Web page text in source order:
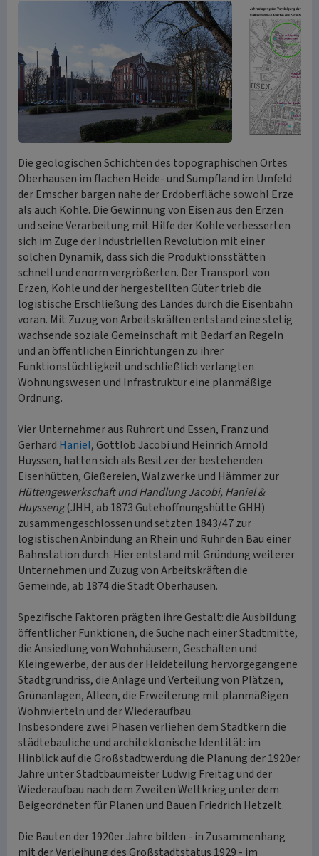
Die geologischen Schichten des topographischen Ortes
Oberhausen im flachen Heide- und Sumpfland im Umfeld
der Emscher bargen nahe der Erdoberfläche sowohl Erze
als auch Kohle. Die Gewinnung von Eisen aus den Erzen
und seine Verarbeitung mit Hilfe der Kohle verbesserten
sich im Zuge der Industriellen Revolution mit einer
solchen Dynamik, dass sich die Produktionsstätten
schnell und enorm vergrößerten. Der Transport von
Erzen, Kohle und der hergestellten Güter trieb die
logistische Erschließung des Landes durch die Eisenbahn
voran. Mit Zuzug von Arbeitskräften entstand eine stetig
wachsende soziale Gemeinschaft mit Bedarf an Regeln
und an öffentlichen Einrichtungen zu ihrer
Funktionstüchtigkeit und schließlich verlangten
Wohnungswesen und Infrastruktur eine planmäßige
Ordnung.
Vier Unternehmer aus Ruhrort und Essen, Franz und
Gerhard Haniel, Gottlob Jacobi und Heinrich Arnold
Huyssen, hatten sich als Besitzer der bestehenden
Eisenhütten, Gießereien, Walzwerke und Hämmer zur
Hüttengewerkschaft und Handlung Jacobi, Haniel &
Huysseng(JHH, ab 1873 Gutehoffnungshütte GHH)
zusammengeschlossen und setzten 1843/47 zur
logistischen Anbindung an Rhein und Ruhr den Bau einer
Bahnstation durch. Hier entstand mit Gründung weiterer
Unternehmen und Zuzug von Arbeitskräften die
Gemeinde, ab 1874 die Stadt Oberhausen.
Spezifische Faktoren prägten ihre Gestalt: die Ausbildung
öffentlicher Funktionen, die Suche nach einer Stadtmitte,
die Ansiedlung von Wohnhäusern, Geschäften und
Kleingewerbe, der aus der Heideteilung hervorgegangene
Stadtgrundriss, die Anlage und Verteilung von Plätzen,
Grünanlagen, Alleen, die Erweiterung mit planmäßigen
Wohnvierteln und der Wiederaufbau.
Insbesondere zwei Phasen verliehen dem Stadtkern die
städtebauliche und architektonische Identität: im
Hinblick auf die Großstadtwerdung die Planung der 1920er
Jahre unter Stadtbaumeister Ludwig Freitag und der
Wiederaufbau nach dem Zweiten Weltkrieg unter dem
Beigeordneten für Planen und Bauen Friedrich Hetzelt.
Die Bauten der 1920er Jahre bilden - in Zusammenhang
mit der Verleihung des Großstadtstatus 1929 - im